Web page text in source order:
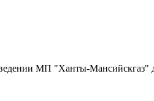
МП "Ханты-Мансийскгаз"